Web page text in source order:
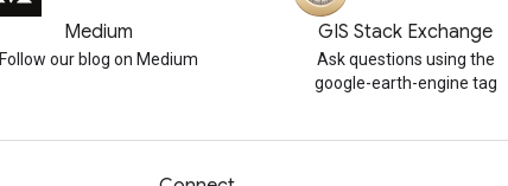
Medium
Follow our blog on Medium
GIS Stack Exchange
Ask questions using the
google-earth-engine tag